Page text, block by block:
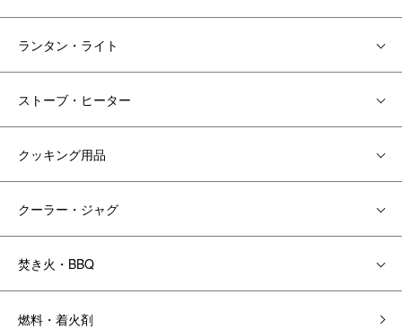
ランタン・ライト
ストーブ・ヒーター
クッキング用品
クーラー・ジャグ
焚き火・BBQ
燃料・着火剤